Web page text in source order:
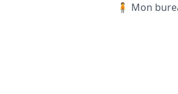
🧍 Mon